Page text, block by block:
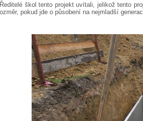
„Ředitelé škol tento projekt uvítali, jelikož tento
pokud jde o působení na nejmladší